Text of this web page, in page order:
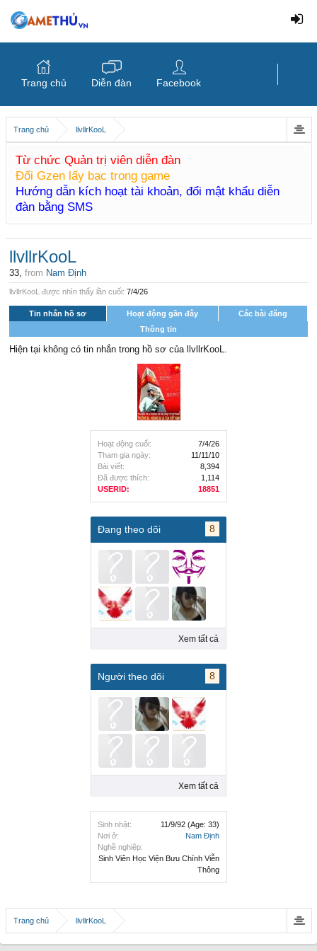
Trang chủ llvllrKooL
Từ chức Quản trị viên diễn đàn
Đổi Gzen lấy bạc trong game
Hướng dẫn kích hoạt tài khoản, đổi mật khẩu diễn
đàn bằng SMS
Hoạt động cuối:
7/4/26
Tham gia ngày:
11/11/10
Bài viết:
8,394
Đã được thích:
1,114
USERID:
18851
Đang theo dõi 8
Xem tất cả
Người theo dõi 8
Xem tất cả
Sinh nhật: 11/9/92 (Age: 33)
Nơi ở:
Nam Định
Nghề nghiệp:
Sinh Viên Học Viện Bưu Chính Viễn
Thông
llvllrKooL
33, from Nam Định
llvllrKooL được nhìn thấy lần cuối: 7/4/26
Tin nhắn hồ sơ Hoạt động gần đây
Các bài đăng
Thông tin
Hiện tại không có tin nhắn trong hồ sơ của llvllrKooL.
Trang chủ llvllrKooL
Trang chủ Diễn đàn Facebook